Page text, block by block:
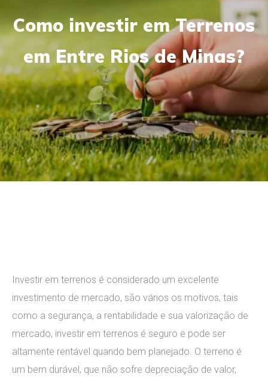
Como investir em Terrenos
em Entre Rios de Minas?
2 comments
Investir em terrenos é considerado um excelente
investimento de mercado, são vários os motivos, tais
como a segurança, a rentabilidade e sua valorização de
mercado, investir em terrenos é seguro e pode ser
altamente rentável quando bem planejado. O terreno é
um bem durável, que não sofre depreciação de valor,